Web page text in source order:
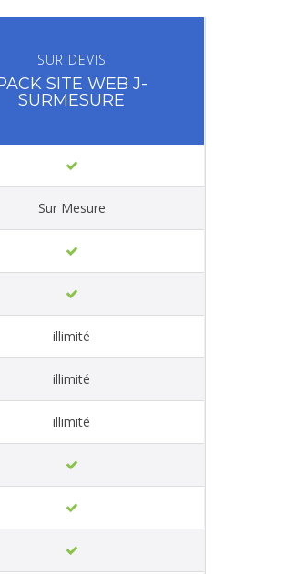
SUR DEVIS
SITE WEB J-
SURMESURE
Sur Mesure
illimité
illimité
illimité